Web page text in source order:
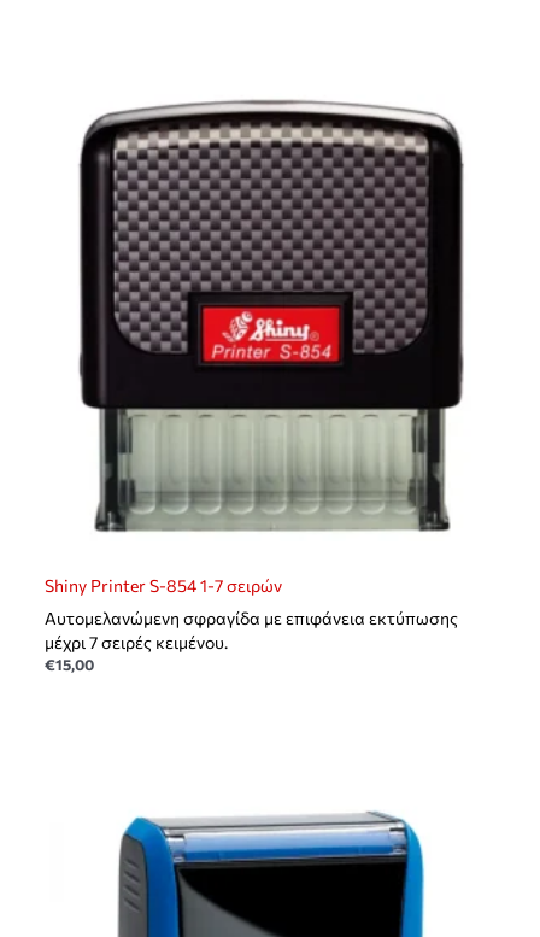
Shiny Printer S-854 1-7 σειρών
Αυτομελανώμενη σφραγίδα με επιφάνεια εκτύπωσης
μέχρι 7 σειρές κειμένου.
€15,00